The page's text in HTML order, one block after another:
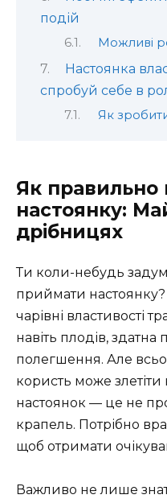
подій
Можливі
Настоянка
спробуй себе в
Як
Як правильно
настоянку:
дрібницях
Ти коли-небудь
приймати настоянку?
чарівні властивості
навіть плодів,
полегшення. Але
користь може
настоянок — це не
крапель. Потрібно
щоб отримати
Важливо не лише